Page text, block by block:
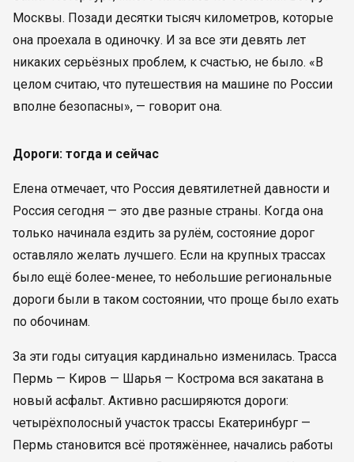
Москвы. Позади десятки тысяч километров, которые
она проехала в одиночку. И за все эти девять лет
никаких серьёзных проблем, к счастью, не было. «В
целом считаю, что путешествия на машине по России
вполне безопасны», — говорит она.
Дороги: тогда и сейчас
Елена отмечает, что Россия девятилетней давности и
Россия сегодня — это две разные страны. Когда она
только начинала ездить за рулём, состояние дорог
оставляло желать лучшего. Если на крупных трассах
было ещё более-менее, то небольшие региональные
дороги были в таком состоянии, что проще было ехать
по обочинам.
За эти годы ситуация кардинально изменилась. Трасса
Пермь — Киров — Шарья — Кострома вся закатана в
новый асфальт. Активно расширяются дороги:
четырёхполосный участок трассы Екатеринбург —
Пермь становится всё протяжённее, начались работы